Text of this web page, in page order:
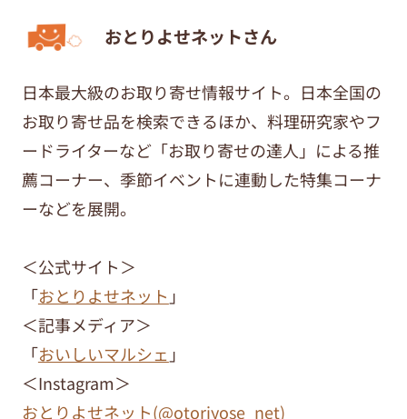
おとりよせネットさん
日本最大級のお取り寄せ情報サイト。日本全国の
お取り寄せ品を検索できるほか、料理研究家やフ
ードライターなど「お取り寄せの達人」による推
薦コーナー、季節イベントに連動した特集コーナ
ーなどを展開。
＜公式サイト＞
「おとりよせネット 」
＜記事メディア＞
「おいしいマルシェ 」
＜Instagram＞
おとりよせネット(@otoriyose_net)